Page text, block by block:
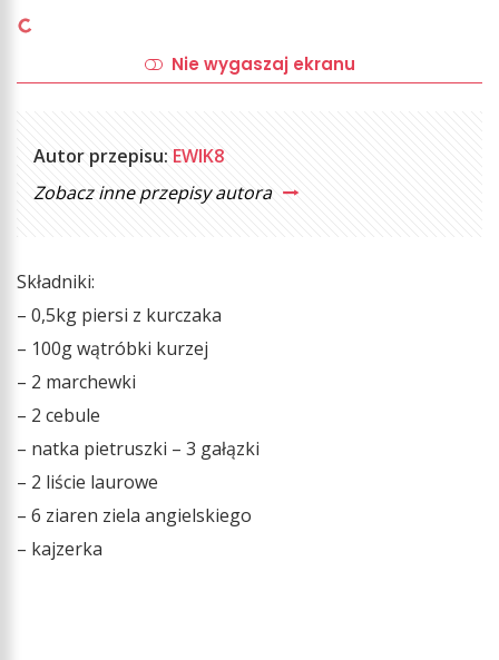
Nie wygaszaj ekranu
Autor przepisu: EWIK8
Zobacz inne przepisy autora
Składniki:
– 0,5kg piersi z kurczaka
– 100g wątróbki kurzej
– 2 marchewki
– 2 cebule
– natka pietruszki – 3 gałązki
– 2 liście laurowe
– 6 ziaren ziela angielskiego
– kajzerka